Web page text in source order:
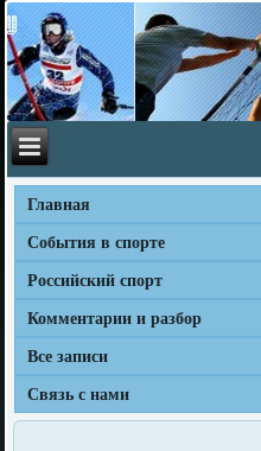
Главная
События в спорте
Российский спорт
Комментарии и разбор
Все записи
Связь с нами